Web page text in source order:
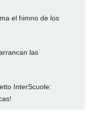
el himno de los
las
InterScuole: